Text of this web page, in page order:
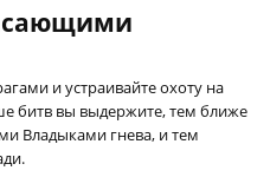
и устраивайте охоту на
битв вы выдержите, тем ближе
Владыками гнева, и тем